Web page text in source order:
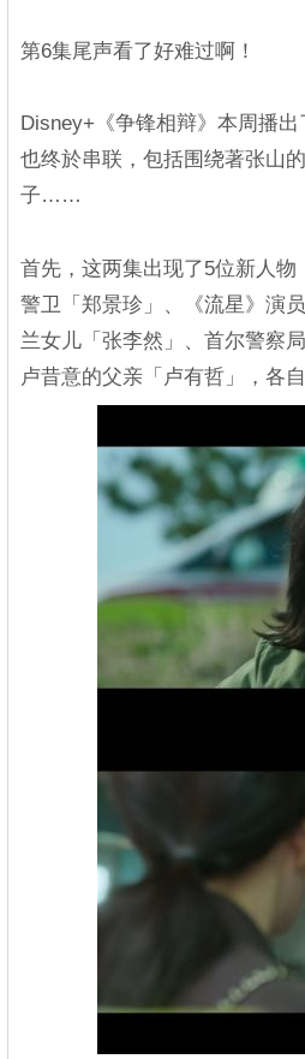
第6集尾声看了好难过啊！
Disney+《争锋相辩》本周播
也终於串联，包括围绕著张山
子……
首先，这两集出现了5位新人
警卫「郑景珍」、《流星》演
兰女儿「张李然」、首尔警察
卢昔意的父亲「卢有哲」，各